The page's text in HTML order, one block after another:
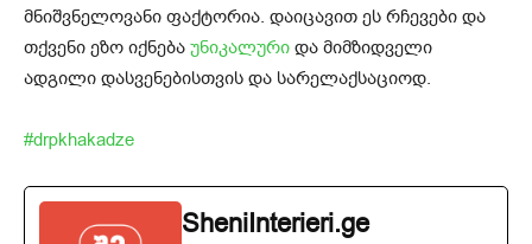
მნიშვნელოვანი ფაქტორია. დაიცავით ეს რჩევები და
თქვენი ეზო იქნება უნიკალური და მიმზიდველი
ადგილი დასვენებისთვის და სარელაქსაციოდ.
#drpkhakadze
SheniInterieri.ge